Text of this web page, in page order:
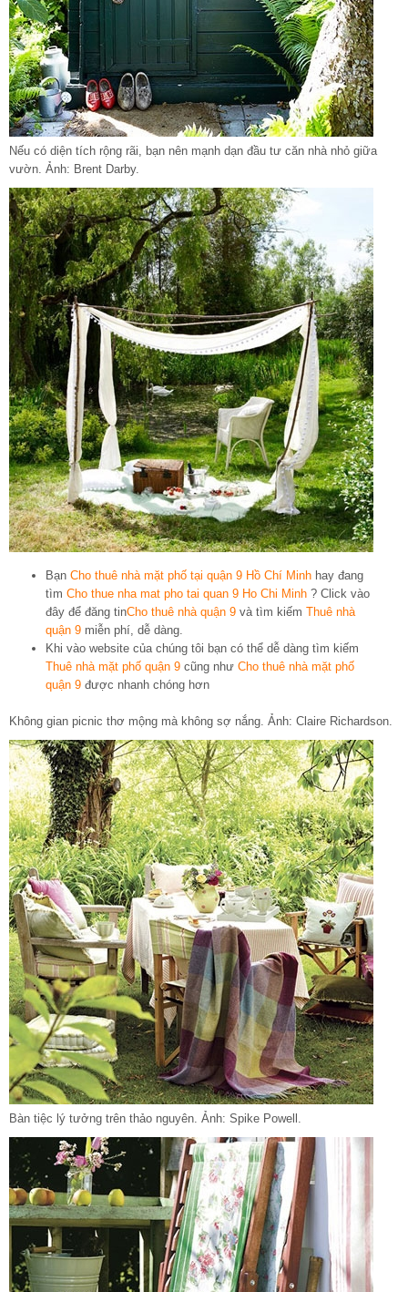
Nếu có diện tích rộng rãi, bạn nên mạnh dạn đầu tư căn nhà nhỏ giữa
vườn. Ảnh: Brent Darby.
Bạn Cho thuê nhà mặt phố tại quận 9 Hồ Chí Minh hay đang
tìm Cho thue nha mat pho tai quan 9 Ho Chi Minh ? Click vào
đây để đăng tinCho thuê nhà quận 9 và tìm kiếm Thuê nhà
quận 9 miễn phí, dễ dàng.
Khi vào website của chúng tôi bạn có thể dễ dàng tìm kiếm
Thuê nhà mặt phố quận 9 cũng như Cho thuê nhà mặt phố
quận 9 được nhanh chóng hơn
Không gian picnic thơ mộng mà không sợ nắng. Ảnh: Claire Richardson.
Bàn tiệc lý tưởng trên thảo nguyên. Ảnh: Spike Powell.